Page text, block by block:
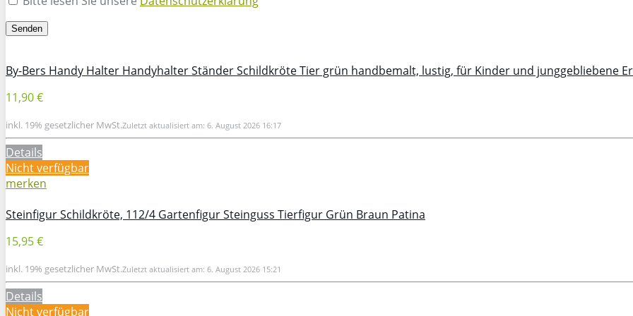
By-Bers Handy Halter Handyhalter Ständer Schildkröte Tier grün handbemalt, lustig, für Kinder und junggebliebene
11,90 €
inkl. 19% gesetzlicher MwSt.Zuletzt aktualisiert am: 6. August 2026 16:17
Details
Nicht verfügbar
merken
Steinfigur Schildkröte, 112/4 Gartenfigur Steinguss Tierfigur Grün Braun Patina
15,95 €
inkl. 19% gesetzlicher MwSt.Zuletzt aktualisiert am: 6. August 2026 15:21
Details
Nicht verfügbar